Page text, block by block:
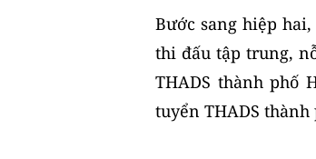
Bước sang hiệp
thi đấu tập trung,
THADS thành phố
tuyển THADS thành